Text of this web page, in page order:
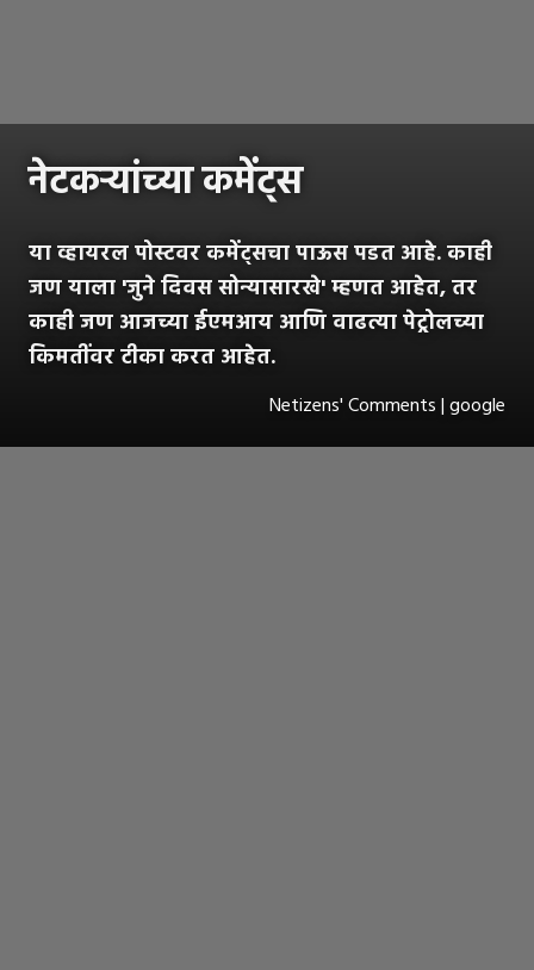
नेटकऱ्यांच्या कमेंट्स
या व्हायरल पोस्टवर कमेंट्सचा पाऊस पडत आहे. काही
जण याला 'जुने दिवस सोन्यासारखे' म्हणत आहेत, तर
काही जण आजच्या ईएमआय आणि वाढत्या पेट्रोलच्या
किमतींवर टीका करत आहेत.
Netizens' Comments | google